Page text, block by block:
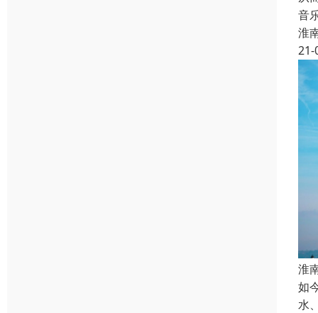
音
淮
21-
淮
如
水